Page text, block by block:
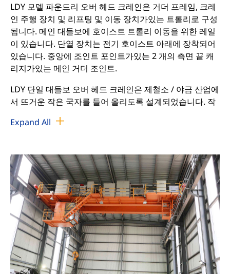
LDY 모델 파운드리 오버 헤드 크레인은 거더 프레임, 크레
인 주행 장치 및 리프팅 및 이동 장치가있는 트롤리로 구성
됩니다. 메인 대들보에 호이스트 트롤리 이동을 위한 레일
이 있습니다. 단열 장치는 전기 호이스트 아래에 장착되어
있습니다. 중앙에 조인트 포인트가있는 2 개의 측면 끝 캐
리지가있는 메인 거더 조인트.
LDY 단일 대들보 오버 헤드 크레인은 제철소 / 야금 산업에
서 뜨거운 작은 국자를 들어 올리도록 설계되었습니다. 작
제어용 단열재가 있습니다.
Expand All